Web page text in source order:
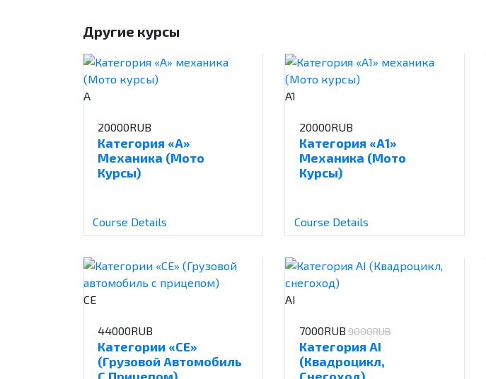
Другие курсы
A
20000RUB
Категория «А»
Механика (Мото
Курсы)
Course Details
A1
20000RUB
Категория «А1»
Механика (Мото
Курсы)
Course Details
СЕ
44000RUB
Категории «СЕ»
(Грузовой Автомобиль
АI
7000RUB 9000RUB
Категория АI
(Квадроцикл,